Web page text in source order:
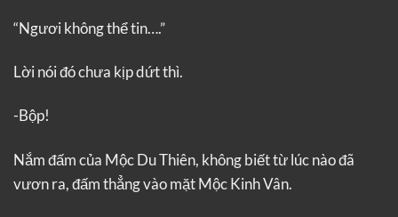
“Ngươi không thể tin….”
Lời nói đó chưa kịp dứt thì.
-Bộp!
Nắm đấm của Mộc Du Thiên, không biết từ lúc nào đã
vươn ra, đấm thẳng vào mặt Mộc Kinh Vân.